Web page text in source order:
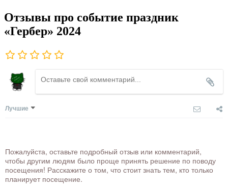
Отзывы про событие праздник
«Гербер» 2024
Лучшие
Пожалуйста, оставьте подробный отзыв или комментарий,
чтобы другим людям было проще принять решение по поводу
посещения! Расскажите о том, что стоит знать тем, кто только
планирует посещение.